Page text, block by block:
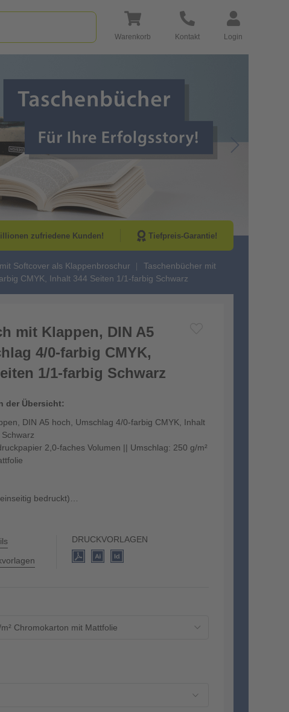
Warenkorb Kontakt Login
Go to Next
zufriedene Kunden! Tiefpreis-Garantie!
Softcover als Klappenbroschur
Taschenbücher mit
CMYK, Inhalt 344 Seiten 1/1-farbig Schwarz
mit Klappen, DIN A5
4/0-farbig CMYK,
1/1-farbig Schwarz
der Übersicht:
DIN A5 hoch, Umschlag 4/0-farbig CMYK, Inhalt
2,0-faches Volumen || Umschlag: 250 g/m²
bedruckt)
DRUCKVORLAGEN
Chromokarton mit Mattfolie